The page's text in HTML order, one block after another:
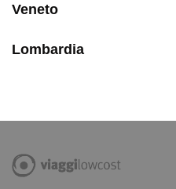
Veneto
Lombardia